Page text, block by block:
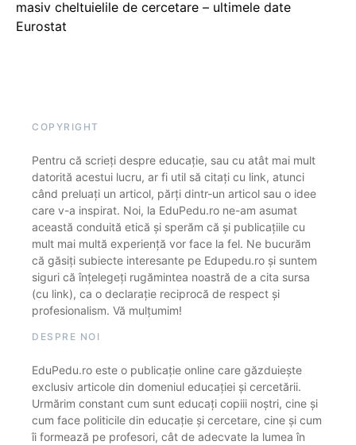
masiv cheltuielile de cercetare – ultimele date
Eurostat
COPYRIGHT
Pentru că scrieți despre educație, sau cu atât mai mult
datorită acestui lucru, ar fi util să citați cu link, atunci
când preluați un articol, părți dintr-un articol sau o idee
care v-a inspirat. Noi, la EduPedu.ro ne-am asumat
această conduită etică și sperăm că și publicațiile cu
mult mai multă experiență vor face la fel. Ne bucurăm
că găsiți subiecte interesante pe Edupedu.ro și suntem
siguri că înțelegeți rugămintea noastră de a cita sursa
(cu link), ca o declarație reciprocă de respect și
profesionalism. Vă mulțumim!
DESPRE NOI
EduPedu.ro este o publicație online care găzduiește
exclusiv articole din domeniul educației și cercetării.
Urmărim constant cum sunt educați copiii noștri, cine și
cum face politicile din educație și cercetare, cine și cum
îi formează pe profesori, cât de adecvate la lumea în